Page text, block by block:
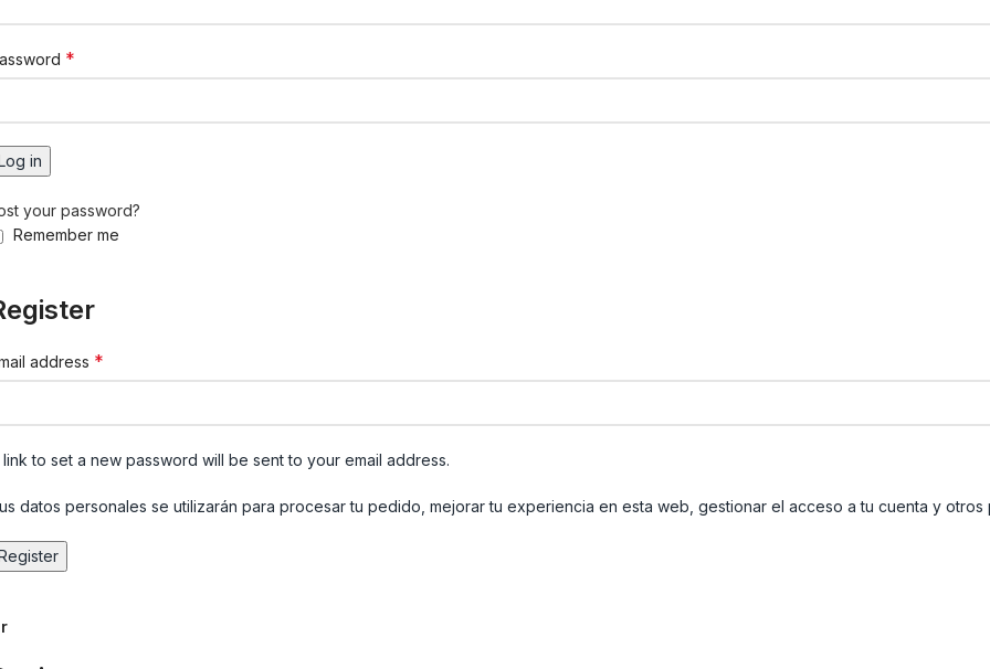
*
in
your password?
Remember me
address *
link to set a new password will be sent to your email address.
datos personales se utilizarán para procesar tu pedido, mejorar tu experiencia en esta web, gestionar el acceso a tu cuenta y